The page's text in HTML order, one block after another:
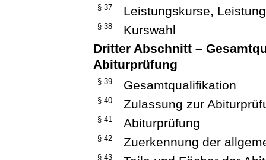
§ 37 Leistungskurse,
§ 38
Kurswahl
Dritter Abschnitt –
Abiturprüfung
§ 39 Gesamtqualifikation
§ 40 Zulassung zur
§ 41 Abiturprüfung
§ 42 Zuerkennung der
§ 43